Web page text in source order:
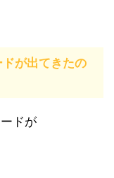
が出てきたの
ドが